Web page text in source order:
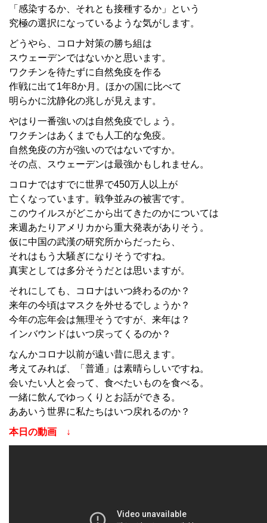
「感染するか、それとも接種するか」という
究極の選択になっているような気がします。
どうやら、コロナ対策の勝ち組は
スウェーデンではないかと思います。
ワクチンを待たずに自然免疫を作る
作戦に出て1年8か月。ほかの国に比べて
明らかに沈静化の兆しが見えます。
やはり一番強いのは自然免疫でしょう。
ワクチンはあくまでも人工的な免疫。
自然免疫の方が強いのではないですか。
その点、スウェーデンは最強かもしれません。
コロナではすでに世界で450万人以上が
亡くなっています。戦争並みの被害です。
このウイルスがどこから出てきたのかについては
来週あたりアメリカから重大発表がありそう。
仮に中国の武漢の研究所からだったら、
それはもう大騒ぎになりそうですね。
真実としては多分そうだとは思いますが。
それにしても、コロナはいつ終わるのか？
来年の今頃はマスクを外せるでしょうか？
今年の忘年会は無理そうですが、来年は？
インバウンドはいつ戻ってくるのか？
なんかコロナ以前が遠い昔に思えます。
考えてみれば、「普通」は素晴らしいですね。
会いたい人と会って、食べたいものを食べる。
一緒に飲んでゆっくりとお話ができる。
ああいう世界に私たちはいつ戻れるのか？
本日の動画 ↓